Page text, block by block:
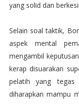
yang solid dan
Selain soal taktik,
aspek mental
mengambil
kerap disuarakan
pelatih yang tegas
diharapkan mampu